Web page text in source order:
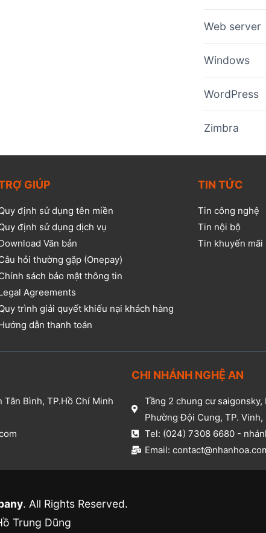
Web server
Windows
WordPress
Zimbra
GIÚP
định sử dụng tên miền
định sử dụng dịch vụ
Văn bản
hỏi thường gặp (Onepay)
sách bảo mật thông tin
Agreements
trình giải quyết khiếu nại khách hàng
dẫn thanh toán
TIN TỨC
Tin công nghệ
Tin nội bộ
Tin khuyến mãi
Tân Bình, TP.Hồ Chí Minh​
CHI NHÁNH NGHỆ AN​
Tầng 2 chung cư
Phường Đội Cung, TP. Vinh,
Tel: (024) 7308 6680 -
Email:
. All Rights Reserved.
Trung Dũng